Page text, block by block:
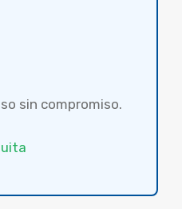
sin compromiso.